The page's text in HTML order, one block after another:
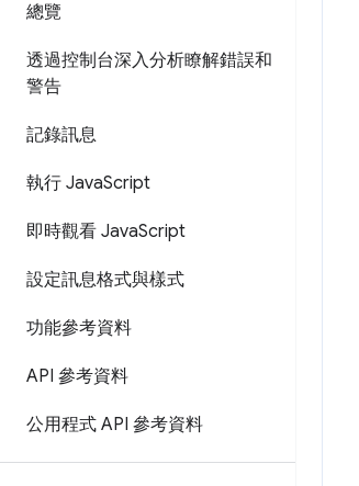
總覽
透過控制台深入分析瞭解錯誤和
警告
記錄訊息
執行 JavaScript
即時觀看 JavaScript
設定訊息格式與樣式
功能參考資料
API 參考資料
公用程式 API 參考資料